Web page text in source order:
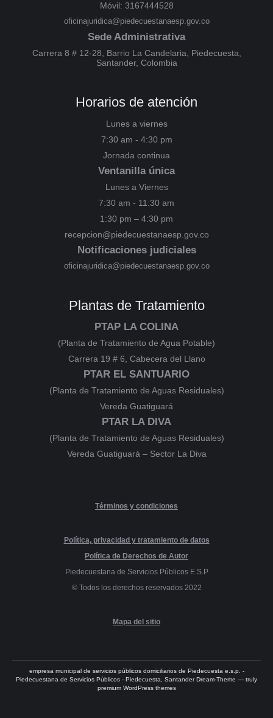
Piedecuestana de Servicios Públicos
solicitudes,
temas de nuestra competencia.
Móvil: 3167444528
oficinajuridica@piedecuestanaesp.gov.co
Sede Administrativa
Carrera 8 # 12-28, Barrio La Candelaria, Piedecuesta,
Santander, Colombia
Horarios de atención
Lunes a viernes
7:30 am - 4:30 pm
Jornada continua
Ventanilla única
Lunes a Viernes
7:30 am - 11:30 am
1:30 pm – 4:30 pm
recepcion@piedecuestanaesp.gov.co
Notificaciones judiciales
oficinajuridica@piedecuestanaesp.gov.co
Plantas de Tratamiento
PTAP LA COLINA
(Planta de Tratamiento de Agua Potable)
Carrera 19 # 6, Cabecera del Llano
PTAR EL SANTUARIO
(Planta de Tratamiento de Aguas Residuales)
Vereda Guatiguará
PTAR LA DIVA
(Planta de Tratamiento de Aguas Residuales)
Vereda Guatiguará – Sector La Diva
Términos y condiciones
Política, privacidad y tratamiento de datos
Política de Derechos de Autor
Piedecuestana de Servicios Públicos E.S.P
© Todos los derechos reservados 2022
Mapa del sitio
empresa municipal de servicios públicos domiciliarios de Piedecuesta e.s.p. -
Piedecuestana de Servicios Públicos - Piedecuesta, Santander Dream-Theme — truly
premium WordPress themes